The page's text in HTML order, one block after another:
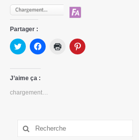
Partager :
Cliquez
pour
Twitter(ouvre
dans
une
nouvelle
fenêtre)
Cliquez
pour
fenêtre)
Cliquer
pour
Cliquez
pour
J’aime ça :
chargement…